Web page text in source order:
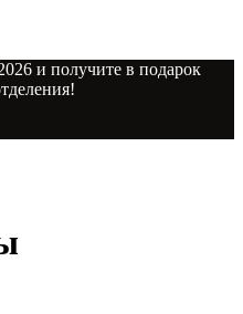
и получите в подарок